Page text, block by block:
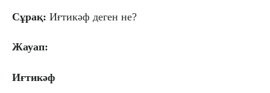
Сұрақ: Иғтикәф деген не?
Жауап:
Иғтикәф